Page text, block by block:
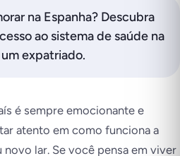
na Espanha? Descubra
ao sistema de saúde na
expatriado.
é sempre emocionante e
atento em como funciona a
lar. Se você pensa em viver